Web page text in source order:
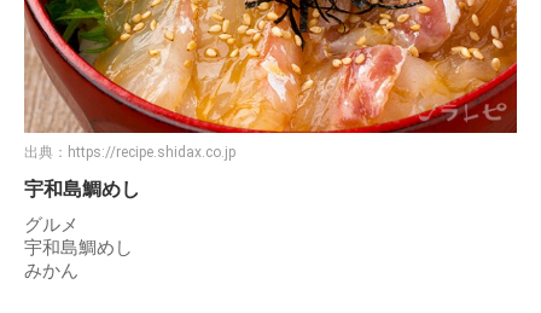
出典： https://recipe.shidax.co.jp
宇和島鯛めし
グルメ
宇和島鯛めし
みかん